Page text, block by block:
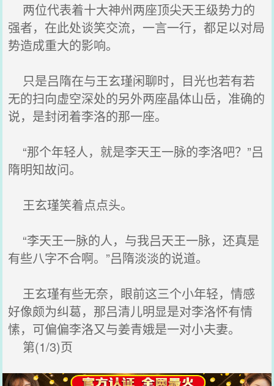
两位代表着十大神州两座顶尖天王级势力的
强者，在此处谈笑交流，一言一行，都足以对局
势造成重大的影响。
只是吕隋在与王玄瑾闲聊时，目光也若有若
无的扫向虚空深处的另外两座晶体山岳，准确的
说，是封闭着李洛的那一座。
“那个年轻人，就是李天王一脉的李洛吧？”吕
隋明知故问。
王玄瑾笑着点点头。
“李天王一脉的人，与我吕天王一脉，还真是
有些八字不合啊。”吕隋淡淡的说道。
王玄瑾有些无奈，眼前这三个小年轻，情感
好像颇为纠葛，那吕清儿明显是对李洛怀有情
愫，可偏偏李洛又与姜青娥是一对小夫妻。
第(1/3)页